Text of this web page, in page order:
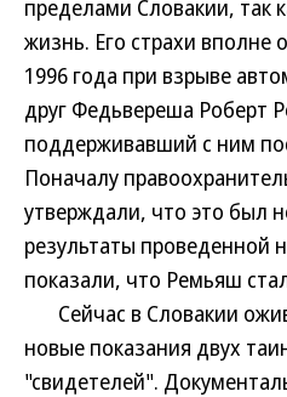
пределами Словакии, так
жизнь. Его страхи вполне
1996 года при взрыве
друг Федьвереша Роберт
поддерживавший с ним
Поначалу
утверждали, что это был
результаты проведенной
показали, что Ремьяш
Сейчас в Словакии
новые показания двух
"свидетелей".